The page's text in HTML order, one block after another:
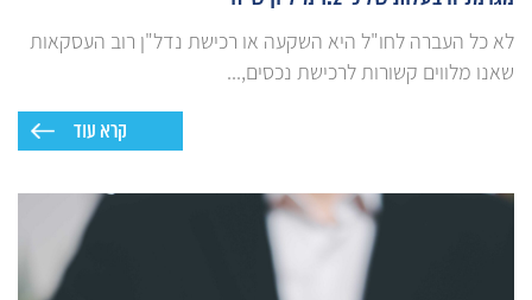
לא כל העברה לחו"ל היא השקעה או רכישת נדל"ן רוב העסקאות
שאנו מלווים קשורות לרכישת נכסים,...
קרא עוד